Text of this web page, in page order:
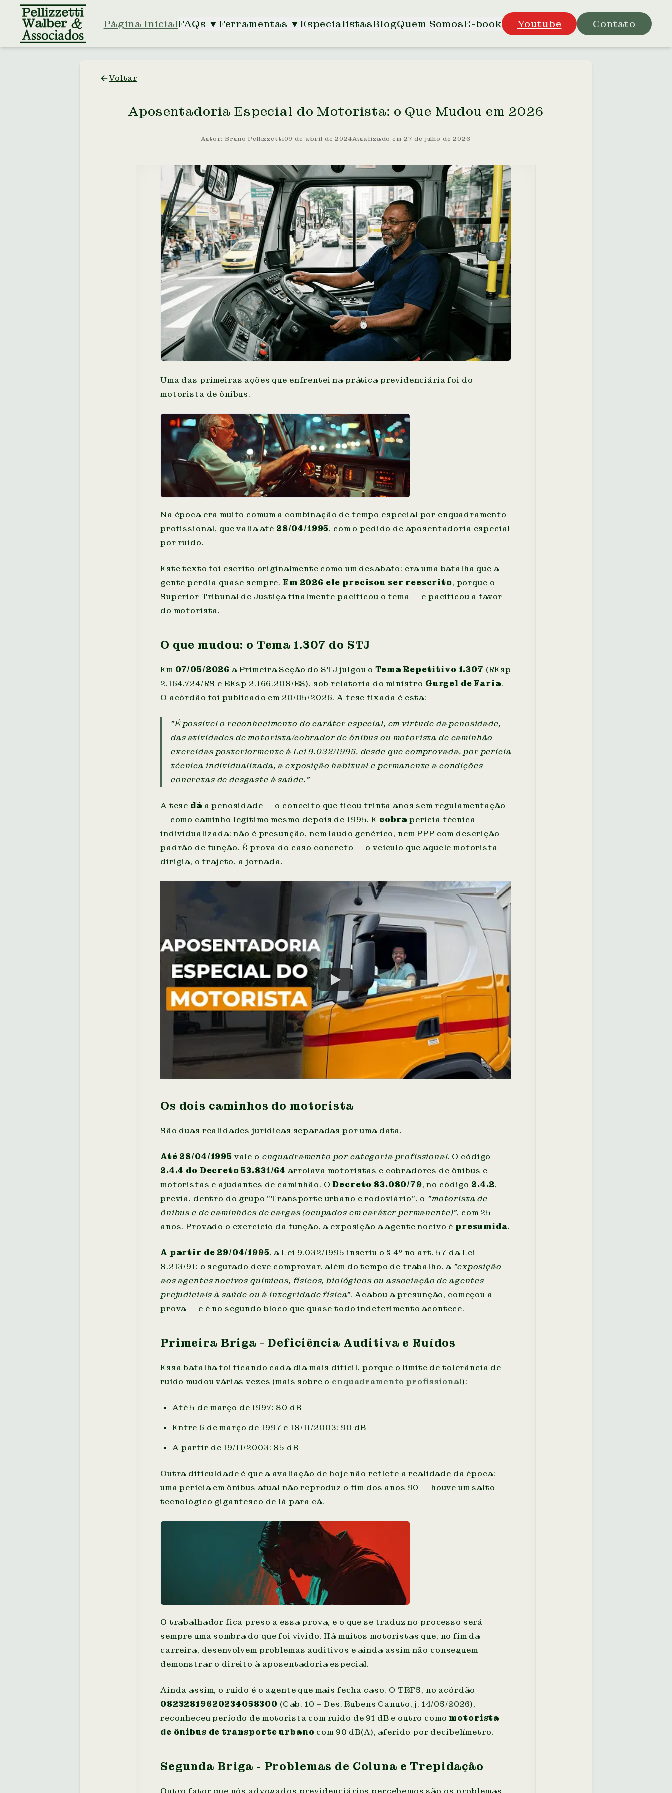
Página InicialFAQs ▼Ferramentas ▼EspecialistasBlogQuem SomosE-book Youtube Contato
Voltar
Aposentadoria Especial do Motorista: o Que Mudou em 2026
Autor:Bruno Pellizzetti09 de abril de 2024Atualizado em 27 de julho de 2026
Uma das primeiras ações que enfrentei na prática previdenciária foi do
motorista de ônibus.
Na época era muito comum a combinação de tempo especial por enquadramento
profissional, que valia até 28/04/1995, com o pedido de aposentadoria especial
por ruído.
Este texto foi escrito originalmente como um desabafo: era uma batalha que a
gente perdia quase sempre. Em 2026 ele precisou ser reescrito, porque o
Superior Tribunal de Justiça finalmente pacificou o tema — e pacificou a favor
do motorista.
O que mudou: o Tema 1.307 do STJ
Em 07/05/2026 a Primeira Seção do STJ julgou o Tema Repetitivo 1.307 (REsp
2.164.724/RS e REsp 2.166.208/RS), sob relatoria do ministro Gurgel de Faria.
O acórdão foi publicado em 20/05/2026. A tese fixada é esta:
"É possível o reconhecimento do caráter especial, em virtude da penosidade,
das atividades de motorista/cobrador de ônibus ou motorista de caminhão
exercidas posteriormente à Lei 9.032/1995, desde que comprovada, por perícia
técnica individualizada, a exposição habitual e permanente a condições
concretas de desgaste à saúde."
A tese dá a penosidade — o conceito que ficou trinta anos sem regulamentação
— como caminho legítimo mesmo depois de 1995. E cobra perícia técnica
individualizada: não é presunção, nem laudo genérico, nem PPP com descrição
padrão de função. É prova do caso concreto — o veículo que aquele motorista
dirigia, o trajeto, a jornada.
Os dois caminhos do motorista
São duas realidades jurídicas separadas por uma data.
Até 28/04/1995 vale o enquadramento por categoria profissional. O código
2.4.4 do Decreto 53.831/64 arrolava motoristas e cobradores de ônibus e
motoristas e ajudantes de caminhão. ODecreto 83.080/79, no código 2.4.2,
previa, dentro do grupo "Transporte urbano e rodoviário", o "motorista de
ônibus e de caminhões de cargas (ocupados em caráter permanente)", com 25
anos. Provado o exercício da função, a exposição a agente nocivo é presumida.
A partir de 29/04/1995, a Lei 9.032/1995 inseriu o § 4º no art. 57 da Lei
8.213/91: o segurado deve comprovar, além do tempo de trabalho, a "exposição
aos agentes nocivos químicos, físicos, biológicos ou associação de agentes
prejudiciais à saúde ou à integridade física". Acabou a presunção, começou a
prova — e é no segundo bloco que quase todo indeferimento acontece.
Primeira Briga - Deficiência Auditiva e Ruídos
Essa batalha foi ficando cada dia mais difícil, porque o limite de tolerância de
ruído mudou várias vezes (mais sobre o enquadramento profissional):
Até 5 de março de 1997: 80 dB
Entre 6 de março de 1997 e 18/11/2003: 90 dB
A partir de 19/11/2003: 85 dB
Outra dificuldade é que a avaliação de hoje não reflete a realidade da época:
uma perícia em ônibus atual não reproduz o fim dos anos 90 — houve um salto
tecnológico gigantesco de lá para cá.
O trabalhador fica preso a essa prova, e o que se traduz no processo será
sempre uma sombra do que foi vivido. Há muitos motoristas que, no fim da
carreira, desenvolvem problemas auditivos e ainda assim não conseguem
demonstrar o direito à aposentadoria especial.
Ainda assim, o ruído é o agente que mais fecha caso. O TRF5, no acórdão
08232819620234058300 (Gab. 10 – Des. Rubens Canuto, j. 14/05/2026),
reconheceu período de motorista com ruído de 91 dB e outro como motorista
de ônibus de transporte urbano com 90 dB(A), aferido por decibelímetro.
Segunda Briga - Problemas de Coluna e Trepidação